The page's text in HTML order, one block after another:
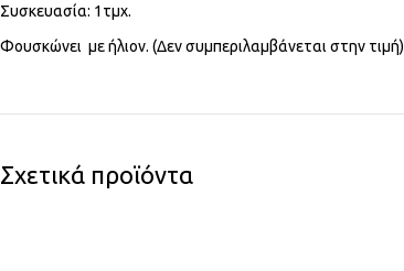
Συσκευασία: 1τμχ.
Φουσκώνει με ήλιον. (Δεν συμπεριλαμβάνεται στην τιμή)
Σχετικά προϊόντα